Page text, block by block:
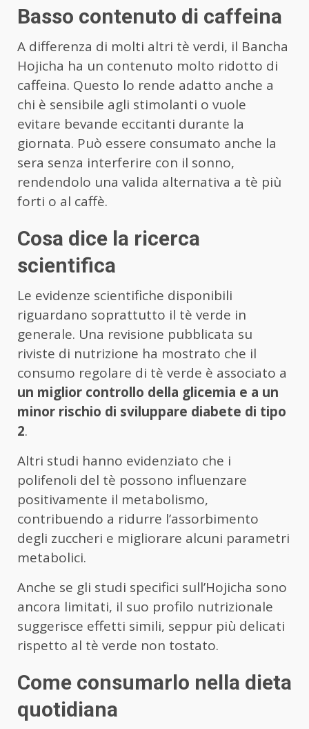
Basso contenuto di caffeina
A differenza di molti altri tè verdi, il Bancha
Hojicha ha un contenuto molto ridotto di
caffeina. Questo lo rende adatto anche a
chi è sensibile agli stimolanti o vuole
evitare bevande eccitanti durante la
giornata. Può essere consumato anche la
sera senza interferire con il sonno,
rendendolo una valida alternativa a tè più
forti o al caffè.
Cosa dice la ricerca
scientifica
Le evidenze scientifiche disponibili
riguardano soprattutto il tè verde in
generale. Una revisione pubblicata su
riviste di nutrizione ha mostrato che il
consumo regolare di tè verde è associato a
un miglior controllo della glicemia e a un
minor rischio di sviluppare diabete di tipo
2.
Altri studi hanno evidenziato che i
polifenoli del tè possono influenzare
positivamente il metabolismo,
contribuendo a ridurre l’assorbimento
degli zuccheri e migliorare alcuni parametri
metabolici.
Anche se gli studi specifici sull’Hojicha sono
ancora limitati, il suo profilo nutrizionale
suggerisce effetti simili, seppur più delicati
rispetto al tè verde non tostato.
Come consumarlo nella dieta
quotidiana